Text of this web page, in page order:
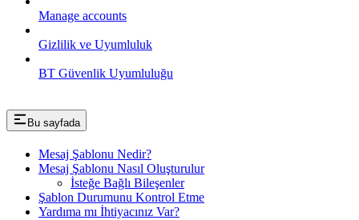
Manage accounts
Gizlilik ve Uyumluluk
BT Güvenlik Uyumluluğu
Bu sayfada
Mesaj Şablonu Nedir?
Mesaj Şablonu Nasıl Oluşturulur
İsteğe Bağlı Bileşenler
Şablon Durumunu Kontrol Etme
Yardıma mı İhtiyacınız Var?